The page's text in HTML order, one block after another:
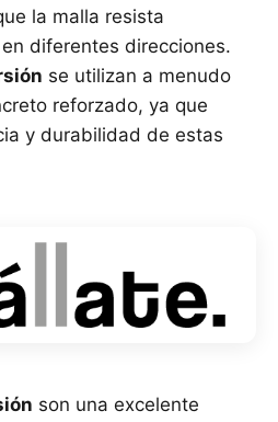
la malla resista
diferentes direcciones.
se utilizan a menudo
reforzado, ya que
y durabilidad de estas
son una excelente